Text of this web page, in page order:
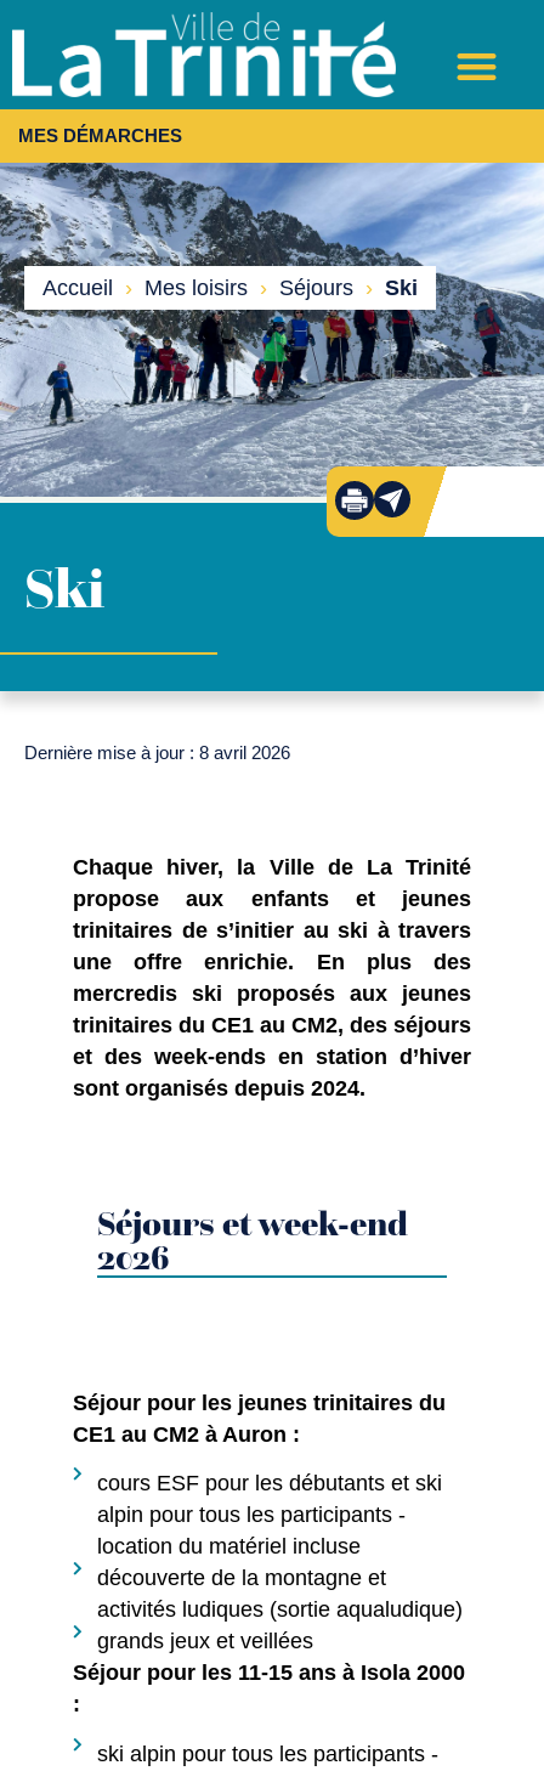
MES DÉMARCHES
Accueil › Mes loisirs › Séjours › Ski
Ski
Dernière mise à jour : 8 avril 2026
Chaque hiver, la Ville de La Trinité
propose aux enfants et jeunes
trinitaires de s’initier au ski à travers
une offre enrichie. En plus des
mercredis ski proposés aux jeunes
trinitaires du CE1 au CM2, des séjours
et des week-ends en station d’hiver
sont organisés depuis 2024.
Séjours et week-end
2026
Séjour pour les jeunes trinitaires du
CE1 au CM2 à Auron :
cours ESF pour les débutants et ski
alpin pour tous les participants -
location du matériel incluse
découverte de la montagne et
activités ludiques (sortie aqualudique)
grands jeux et veillées
Séjour pour les 11-15 ans à Isola 2000
:
ski alpin pour tous les participants -